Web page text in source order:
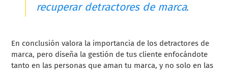
recuperar detractores de marca.
En conclusión valora la importancia de los detractores de
marca, pero diseña la gestión de tus cliente enfocándote
tanto en las personas que aman tu marca, y no solo en las